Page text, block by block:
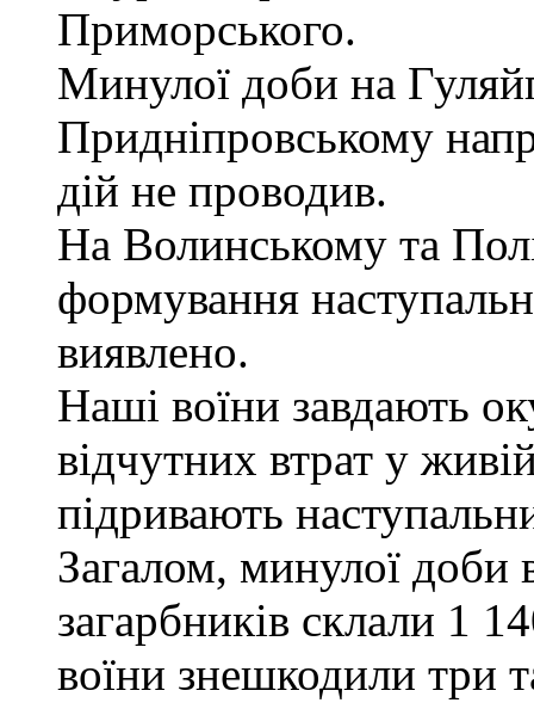
Приморського.
Минулої доби на
Придніпровському
дій не проводив.
На Волинському та
формування
виявлено.
Наші воїни завдають
відчутних втрат у
підривають
Загалом, минулої доби
загарбників склали 1
воїни знешкодили три